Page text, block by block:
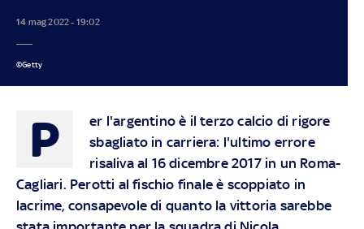
14 mag 2022 - 19:02
©Getty
P
er l'argentino è il terzo calcio di rigore
sbagliato in carriera: l'ultimo errore
risaliva al 16 dicembre 2017 in un Roma-
Cagliari. Perotti al fischio finale è scoppiato in
lacrime, consapevole di quanto la vittoria sarebbe